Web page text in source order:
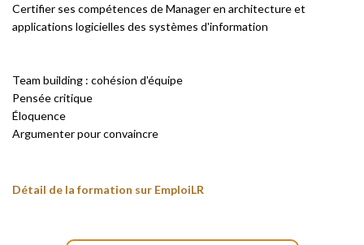
Certifier ses compétences de Manager en architecture et
applications logicielles des systèmes d'information
Team building : cohésion d'équipe
Pensée critique
Éloquence
Argumenter pour convaincre
Détail de la formation sur EmploiLR